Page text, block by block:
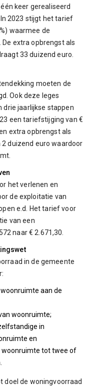
keer gerealiseerd
2023 stijgt het tarief
waarmee de
extra opbrengst als
33 duizend euro.
moeten de
Ook deze leges
drie jaarlijkse stappen
een tariefstijging van €
extra opbrengst als
duizend euro waardoor
het verlenen en
de exploitatie van
e.d. Het tarief voor
van een
naar € 2.671,30.
in de gemeente
aan de
woonruimte;
in
en
woonruimte tot twee of
doel de woningvoorraad